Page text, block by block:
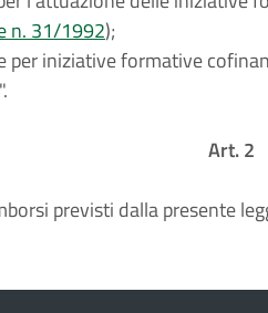
n. 31/1992);
per iniziative formative
Art. 2
previsti dalla presente